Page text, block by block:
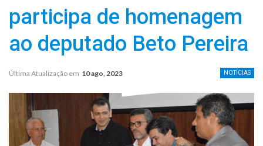
participa de homenagem
ao deputado Beto Pereira
NOTÍCIAS
Última Atualização em 10 ago, 2023